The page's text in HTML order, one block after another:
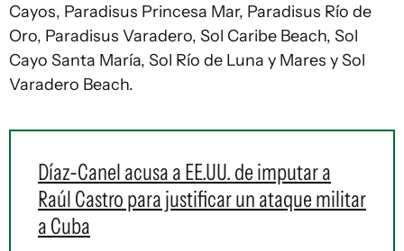
Cayos, Paradisus Princesa Mar, Paradisus Río de
Oro, Paradisus Varadero, Sol Caribe Beach, Sol
Cayo Santa María, Sol Río de Luna y Mares y Sol
Varadero Beach.
Díaz-Canel acusa a EE.UU. de imputar a
Raúl Castro para justificar un ataque militar
a Cuba